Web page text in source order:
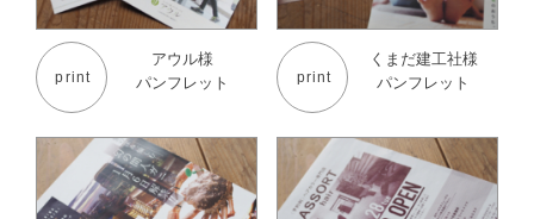
print
アウル様
パンフレット
print
くまだ建工社様
パンフレット